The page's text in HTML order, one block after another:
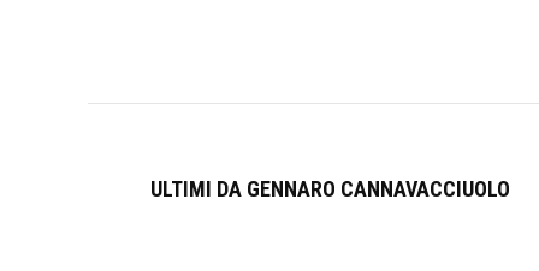
ULTIMI DA GENNARO CANNAVACCIUOLO